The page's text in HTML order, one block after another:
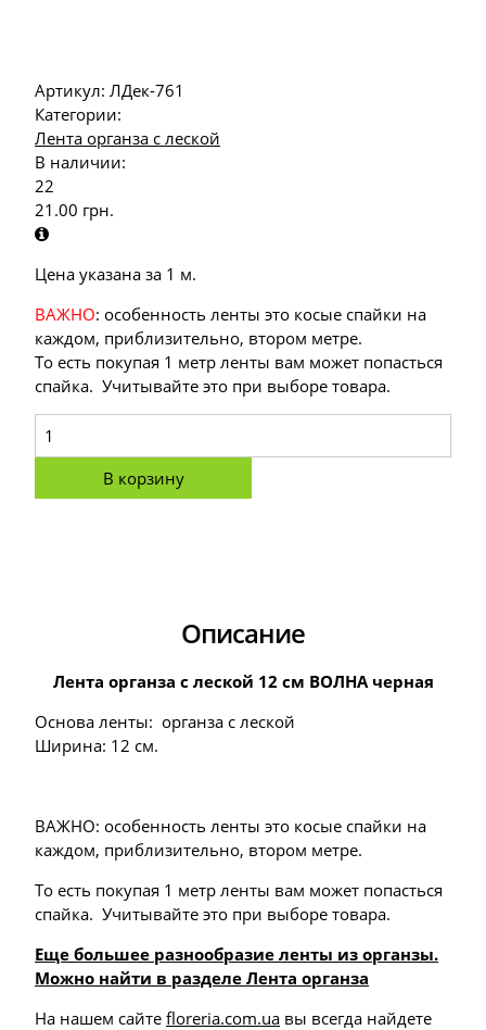
Артикул: ЛДек-761
Категории:
Лента органза с леской
В наличии:
22
21.00 грн.
Цена указана за 1 м.
ВАЖНО: особенность ленты это косые спайки на
каждом, приблизительно, втором метре.
То есть покупая 1 метр ленты вам может попасться
спайка. Учитывайте это при выборе товара.
В корзину
Описание
Лента органза с леской 12 см ВОЛНА черная
Основа ленты: органза с леской
Ширина: 12 см.
ВАЖНО: особенность ленты это косые спайки на
каждом, приблизительно, втором метре.
То есть покупая 1 метр ленты вам может попасться
спайка. Учитывайте это при выборе товара.
Еще большее разнообразие ленты из органзы.
Можно найти в разделе Лента органза
На нашем сайте floreria.com.ua вы всегда найдете